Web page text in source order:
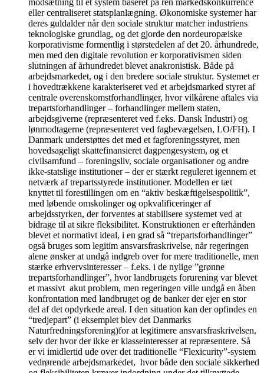
eller centraliseret statsplanlægning. Økonomiske systemer har
deres guldalder når den sociale struktur matcher industriens
teknologiske grundlag, og det gjorde den nordeuropæiske
korporativisme formentlig i størstedelen af det 20. århundrede,
men med den digitale revolution er korporativismen siden
slutningen af århundredet blevet anakronistisk. Både på
arbejdsmarkedet, og i den bredere sociale struktur. Systemet er
i hovedtrækkene karakteriseret ved et arbejdsmarked styret af
centrale overenskomstforhandlinger, hvor vilkårene aftales via
trepartsforhandlinger – forhandlinger mellem staten,
arbejdsgiverne (repræsenteret ved f.eks. Dansk Industri) og
lønmodtagerne (repræsenteret ved fagbevægelsen, LO/FH). I
Danmark understøttes det med et fagforeningsstyret, men
hovedsageligt skattefinansieret dagpengesystem, og et
civilsamfund – foreningsliv, sociale organisationer og andre
ikke-statslige institutioner – der er stærkt reguleret igennem et
netværk af trepartsstyrede institutioner. Modellen er tæt
knyttet til forestillingen om en “aktiv beskæftigelsespolitik”,
med løbende omskolinger og opkvalificeringer af
arbejdsstyrken, der forventes at stabilisere systemet ved at
bidrage til at sikre fleksibilitet. Konstruktionen er efterhånden
blevet et normativt ideal, i en grad så “trepartsforhandlinger”
også bruges som legitim ansvarsfraskrivelse, når regeringen
alene ønsker at undgå indgreb over for mere traditionelle, men
stærke erhvervsinteresser – f.eks. i de nylige ”grønne
trepartsforhandlinger”, hvor landbrugets forurening var blevet
et massivt akut problem, men regeringen ville undgå en åben
konfrontation med landbruget og de banker der ejer en stor
del af det opdyrkede areal. I den situation kan der opfindes en
“tredjepart” (i eksemplet blev det Danmarks
Naturfredningsforening)for at legitimere ansvarsfraskrivelsen,
selv der hvor der ikke er klasseinteresser at repræsentere. Så
er vi imidlertid ude over det traditionelle “Flexicurity”-system
vedrørende arbejdsmarkedet, hvor både den sociale sikkerhed